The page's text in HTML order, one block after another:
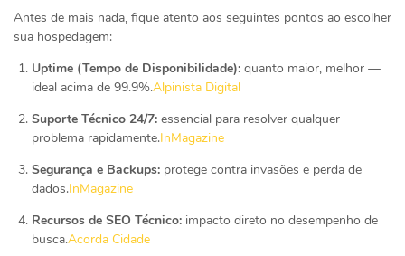
Antes de mais nada, fique atento aos seguintes pontos ao escolher
sua hospedagem:
Uptime (Tempo de Disponibilidade): quanto maior, melhor —
ideal acima de 99.9%.Alpinista Digital
Suporte Técnico 24/7: essencial para resolver qualquer
problema rapidamente.InMagazine
Segurança e Backups: protege contra invasões e perda de
dados.InMagazine
Recursos de SEO Técnico: impacto direto no desempenho de
busca.Acorda Cidade